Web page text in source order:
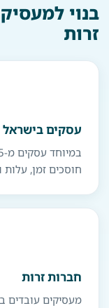
בנוי
זרות
עסקים בישראל
חוסכים זמן,
חברות זרות
מעסיקים עובדים